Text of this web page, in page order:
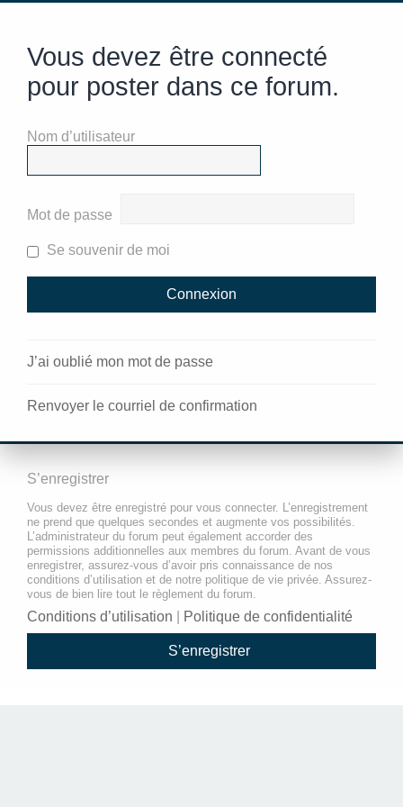
Vous devez être connecté
pour poster dans ce forum.
Nom d’utilisateur
Mot de passe
Se souvenir de moi
J’ai oublié mon mot de passe
Renvoyer le courriel de confirmation
S’enregistrer
Vous devez être enregistré pour vous connecter. L’enregistrement
ne prend que quelques secondes et augmente vos possibilités.
L’administrateur du forum peut également accorder des
permissions additionnelles aux membres du forum. Avant de vous
enregistrer, assurez-vous d’avoir pris connaissance de nos
conditions d’utilisation et de notre politique de vie privée. Assurez-
vous de bien lire tout le règlement du forum.
Conditions d’utilisation Politique de confidentialité
S’enregistrer